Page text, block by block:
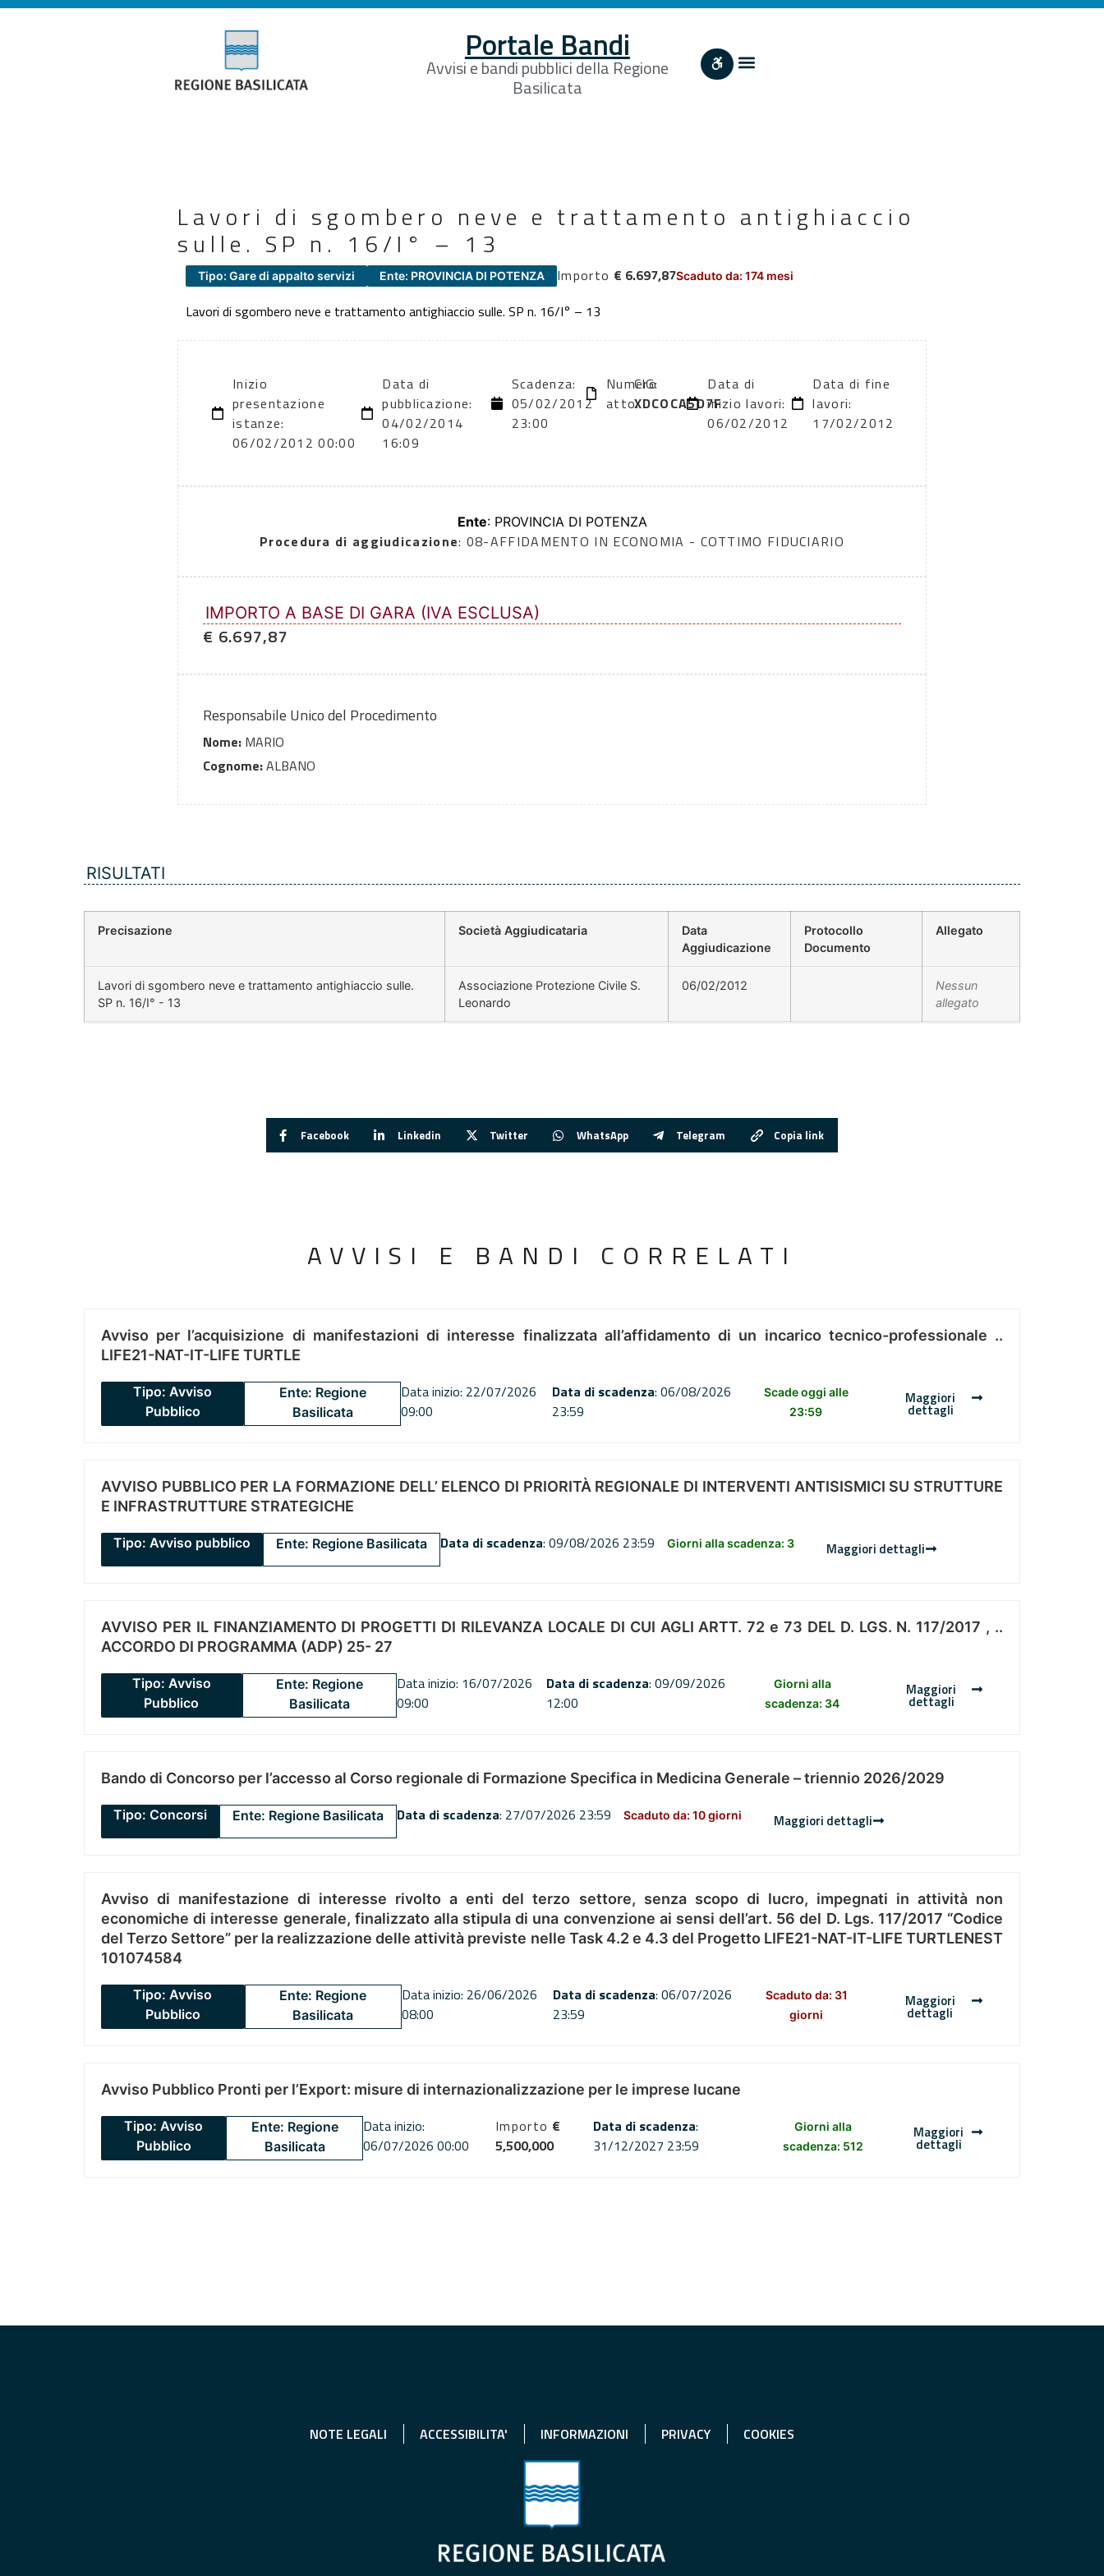
Portale Bandi
Avvisi e bandi pubblici della Regione
Basilicata
Lavori di sgombero neve e trattamento antighiaccio
sulle. SP n. 16/I° – 13
Tipo: Gare di appalto servizi Ente: PROVINCIA DI POTENZA Importo € 6.697,87Scaduto da: 174 mesi
Lavori di sgombero neve e trattamento antighiaccio sulle. SP n. 16/I° – 13
Inizio
presentazione
istanze:
06/02/2012 00:00
Data di
pubblicazione:
04/02/2014
16:09
Scadenza:
05/02/2012
23:00
Numero
atto:
CIG:
XDCOCA5D7F
Data di
inizio lavori:
06/02/2012
Data di fine
lavori:
17/02/2012
Ente: PROVINCIA DI POTENZA
Procedura di aggiudicazione: 08-AFFIDAMENTO IN ECONOMIA - COTTIMO FIDUCIARIO
IMPORTO A BASE DI GARA (IVA ESCLUSA)
€ 6.697,87
Responsabile Unico del Procedimento
Nome: MARIO
Cognome:ALBANO
RISULTATI
Precisazione Società Aggiudicataria
Data
Aggiudicazione
Protocollo
Documento
Allegato
Lavori di sgombero neve e trattamento antighiaccio sulle.
SP n. 16/I° - 13
Associazione Protezione Civile S.
Leonardo
06/02/2012
Nessun
allegato
Facebook Linkedin Twitter WhatsApp Telegram Copia link
AVVISI E BANDI CORRELATI
Avviso per l’acquisizione di manifestazioni di interesse finalizzata all’affidamento di un incarico tecnico-professionale ..
LIFE21-NAT-IT-LIFE TURTLE
Tipo: Avviso
Pubblico
Ente: Regione
Basilicata
Data inizio: 22/07/2026
09:00
Data di scadenza: 06/08/2026
23:59
Scade oggi alle
23:59
Maggiori
dettagli
AVVISO PUBBLICO PER LA FORMAZIONE DELL’ ELENCO DI PRIORITÀ REGIONALE DI INTERVENTI ANTISISMICI SU STRUTTURE
E INFRASTRUTTURE STRATEGICHE
Tipo: Avviso pubblico Ente: Regione Basilicata Data di scadenza: 09/08/2026 23:59 Giorni alla scadenza: 3 Maggiori dettagli
AVVISO PER IL FINANZIAMENTO DI PROGETTI DI RILEVANZA LOCALE DI CUI AGLI ARTT. 72 e 73 DEL D. LGS. N. 117/2017 , ..
ACCORDO DI PROGRAMMA (ADP) 25- 27
Tipo: Avviso
Pubblico
Ente: Regione
Basilicata
Data inizio: 16/07/2026
09:00
Data di scadenza: 09/09/2026
12:00
Giorni alla
scadenza: 34
Maggiori
dettagli
Bando di Concorso per l’accesso al Corso regionale di Formazione Specifica in Medicina Generale – triennio 2026/2029
Tipo: Concorsi Ente: Regione Basilicata Data di scadenza: 27/07/2026 23:59 Scaduto da: 10 giorni Maggiori dettagli
Avviso di manifestazione di interesse rivolto a enti del terzo settore, senza scopo di lucro, impegnati in attività non
economiche di interesse generale, finalizzato alla stipula di una convenzione ai sensi dell’art. 56 del D. Lgs. 117/2017 “Codice
del Terzo Settore” per la realizzazione delle attività previste nelle Task 4.2 e 4.3 del Progetto LIFE21-NAT-IT-LIFE TURTLENEST
101074584
Tipo: Avviso
Pubblico
Ente: Regione
Basilicata
Data inizio: 26/06/2026
08:00
Data di scadenza: 06/07/2026
23:59
Scaduto da: 31
giorni
Maggiori
dettagli
Avviso Pubblico Pronti per l’Export: misure di internazionalizzazione per le imprese lucane
Tipo: Avviso
Pubblico
Ente: Regione
Basilicata
Data inizio:
06/07/2026 00:00
Importo €
5,500,000
Data di scadenza:
31/12/2027 23:59
Giorni alla
scadenza: 512
Maggiori
dettagli
NOTE LEGALI ACCESSIBILITA' INFORMAZIONI PRIVACY COOKIES